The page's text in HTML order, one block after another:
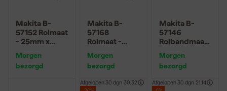
Makita B-
57152 Rolmaat
- 25mm x
Morgen
bezorgd
Makita B-
57168
Rolmaat -
Morgen
bezorgd
Afgelopen 30 dgn 30,32
Makita B-
57146
Rolbandmaat
Morgen
bezorgd
Afgelopen 30 dgn 21,14